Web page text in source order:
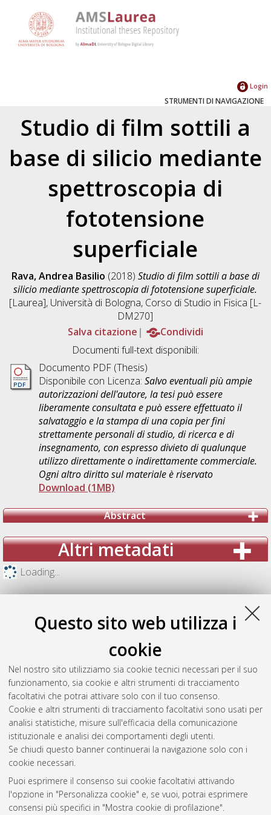
Questo sito web utilizza i
cookie
Nel nostro sito utilizziamo sia cookie tecnici necessari per il suo
funzionamento, sia cookie e altri strumenti di tracciamento
facoltativi che potrai attivare solo con il tuo consenso.
Cookie e altri strumenti di tracciamento facoltativi sono usati per
analisi statistiche, misure sull'efficacia della comunicazione
istituzionale e analisi dei comportamenti degli utenti.
Se chiudi questo banner continuerai la navigazione solo con i
cookie necessari.
Puoi esprimere il consenso sui cookie facoltativi attivando
l'opzione in "Personalizza cookie" e, se vuoi, potrai esprimere
consensi più specifici in "Mostra cookie di profilazione".
Login
STRUMENTI DI NAVIGAZIONE
Studio di film sottili a
base di silicio mediante
spettroscopia di
fototensione
superficiale
Rava, Andrea Basilio (2018) Studio di film sottili a base di
silicio mediante spettroscopia di fototensione superficiale.
[Laurea], Università di Bologna, Corso di Studio in Fisica [L-
DM270]
Salva citazione
Condividi
Documenti full-text disponibili:
Documento PDF (Thesis)
Disponibile con Licenza: Salvo eventuali più ampie
autorizzazioni dell'autore, la tesi può essere
liberamente consultata e può essere effettuato il
salvataggio e la stampa di una copia per fini
strettamente personali di studio, di ricerca e di
insegnamento, con espresso divieto di qualunque
utilizzo direttamente o indirettamente commerciale.
Ogni altro diritto sul materiale è riservato
Download (1MB)
Abstract
Altri metadati
Loading...
Gestione del documento:
Atom
Rss 1.0